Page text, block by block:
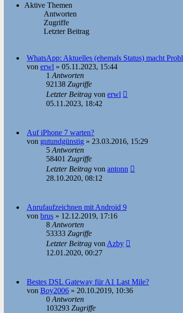
Aktive Themen
Antworten
Zugriffe
Letzter Beitrag
WhatsApp: Aktuelles (ehemals Status) macht
von erwl » 05.11.2023, 15:44
1 Antworten
92138 Zugriffe
Letzter Beitrag von erwl
05.11.2023, 18:42
Auf iPhone 7 warten?
von gutundgünstig » 23.03.2016, 15:29
5 Antworten
58401 Zugriffe
Letzter Beitrag von antonn
28.10.2020, 08:12
Anrufaufzeichnen mit Android 9
von brus » 12.12.2019, 17:16
8 Antworten
53333 Zugriffe
Letzter Beitrag von Azby
12.01.2020, 00:27
Bestes DSL Gateway für A1 Last Mile?
von Boy2006 » 20.10.2019, 10:36
0 Antworten
103293 Zugriffe